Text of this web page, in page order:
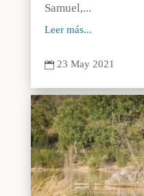
Samuel,...
Leer más...
 23 May 2021